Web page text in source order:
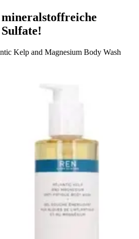
Kelp and Magnesium Body Wash